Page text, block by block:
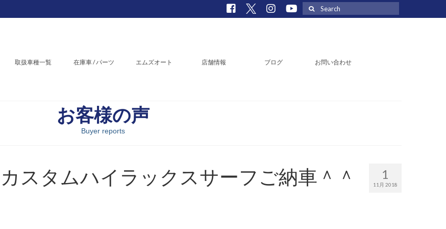
Search
for:
取扱車種一覧 在庫車 / パーツ エムズオート 店舗情報 ブログ お問い合わせ
お客様の声
Buyer reports
1
11月 2018
タムハイラックスサーフご納車＾＾